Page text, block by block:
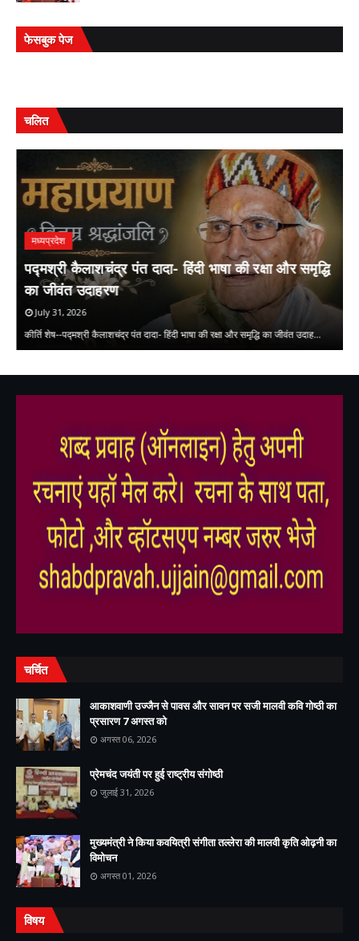
फेसबुक पेज
चलित
मध्यप्रदेश
पद्मश्री कैलाशचंद्र पंत दादा- हिंदी भाषा की रक्षा और समृद्धि
का जीवंत उदाहरण
July 31, 2026
कीर्ति शेष--पद्मश्री कैलाशचंद्र पंत दादा- हिंदी भाषा की रक्षा और समृद्धि का जीवंत उदाह…
चर्चित
आकाशवाणी उज्जैन से पावस और सावन पर सजी मालवी कवि गोष्ठी का
प्रसारण 7 अगस्त को
अगस्त 06, 2026
प्रेमचंद जयंती पर हुई राष्ट्रीय संगोष्ठी
जुलाई 31, 2026
मुख्यमंत्री ने किया कवयित्री संगीता तल्लेरा की मालवी कृति ओढ़नी का
विमोचन
अगस्त 01, 2026
विषय